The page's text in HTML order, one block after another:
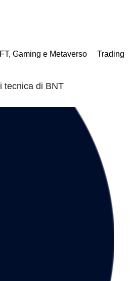
Gaming e Metaverso Trading
tecnica di BNT